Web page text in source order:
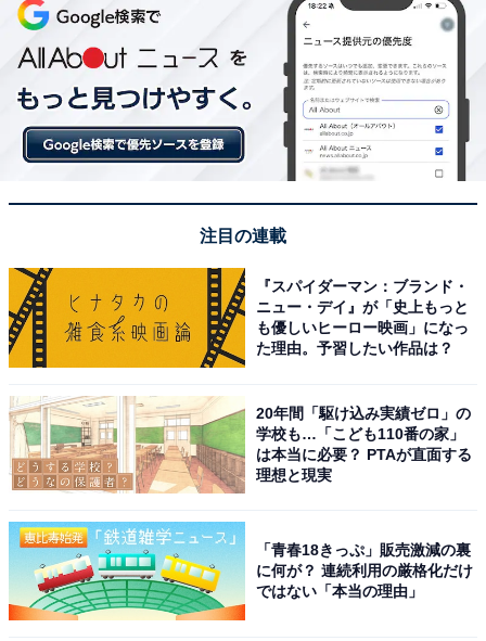
文字」を1分以内で埋めてみよう
次ページ 正解を見る
注目の連載
『スパイダーマン：ブランド・
ニュー・デイ』が「史上もっと
も優しいヒーロー映画」になっ
た理由。予習したい作品は？
20年間「駆け込み実績ゼロ」の
学校も…「こども110番の家」
は本当に必要？ PTAが直面する
理想と現実
「青春18きっぷ」販売激減の裏
に何が？ 連続利用の厳格化だけ
ではない「本当の理由」